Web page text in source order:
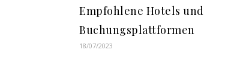
Empfohlene Hotels und
Buchungsplattformen
18/07/2023